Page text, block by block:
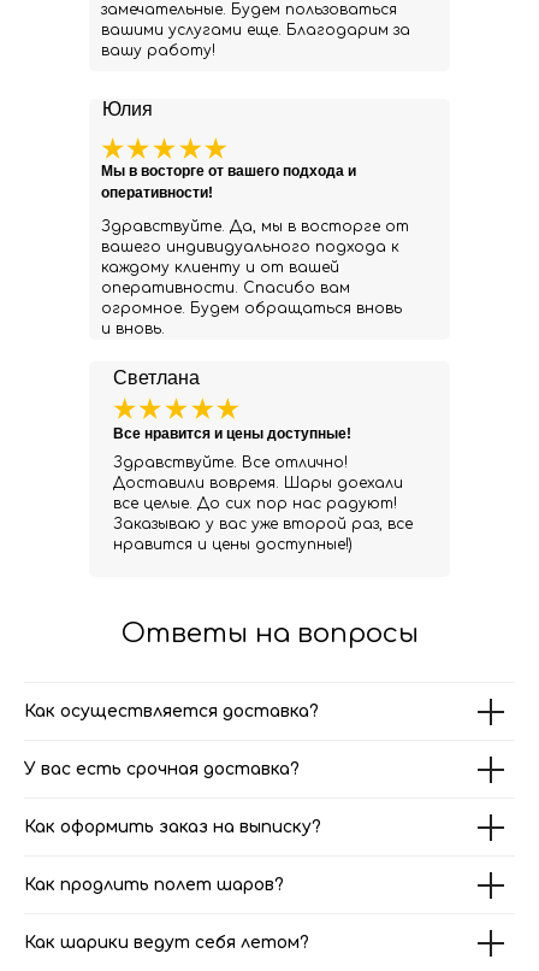
Юлия
Здравствуйте. Да, мы в восторге от
вашего индивидуального подхода к
каждому клиенту и от вашей
оперативности. Спасибо вам
огромное. Будем обращаться вновь
и вновь.
Мы в восторге от вашего подхода и
оперативности!
Светлана
Здравствуйте. Все отлично!
Доставили вовремя. Шары доехали
все целые. До сих пор нас радуют!
Заказываю у вас уже второй раз, все
нравится и цены доступные!)
Все нравится и цены доступные!
замечательные. Будем пользоваться
вашими услугами еще. Благодарим за
вашу работу!
Ответы на вопросы
Как осуществляется доставка?
У вас есть срочная доставка?
Как оформить заказ на выписку?
Как продлить полет шаров?
Как шарики ведут себя летом?